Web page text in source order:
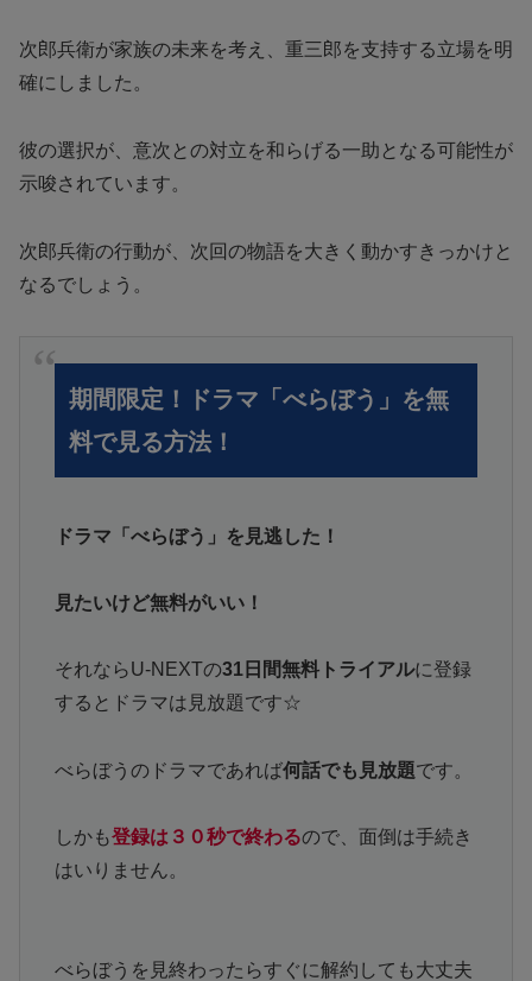
次郎兵衛が家族の未来を考え、重三郎を支持する立場を明
確にしました。
彼の選択が、意次との対立を和らげる一助となる可能性が
示唆されています。
次郎兵衛の行動が、次回の物語を大きく動かすきっかけと
なるでしょう。
期間限定！ドラマ「べらぼう」を無
料で見る方法！
ドラマ「べらぼう」を見逃した！
見たいけど無料がいい！
それならU-NEXTの31日間無料トライアルに登録
するとドラマは見放題です☆
べらぼうのドラマであれば何話でも見放題です。
しかも登録は３０秒で終わるので、面倒は手続き
はいりません。
べらぼうを見終わったらすぐに解約しても大丈夫